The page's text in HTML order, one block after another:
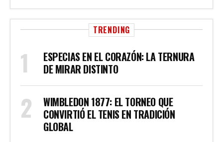
TRENDING
ESPECIAS EN EL CORAZÓN: LA TERNURA
DE MIRAR DISTINTO
WIMBLEDON 1877: EL TORNEO QUE
CONVIRTIÓ EL TENIS EN TRADICIÓN
GLOBAL